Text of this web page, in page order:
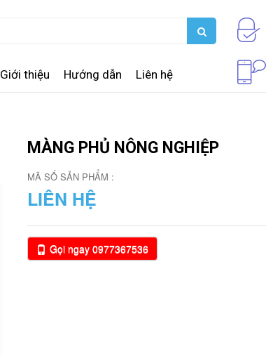
Giới thiệu Hướng dẫn Liên hệ
MÀNG PHỦ NÔNG NGHIỆP
MÃ SỐ SẢN PHẨM :
LIÊN HỆ
Gọi ngay 0977367536